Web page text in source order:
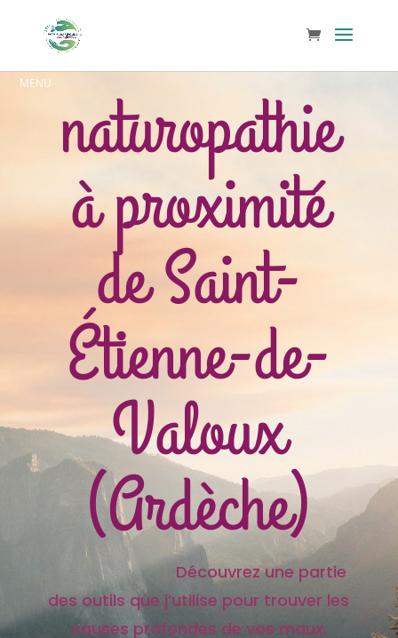
naturopathie
à proximité
de Saint-
Étienne-de-
Valoux
(Ardèche)
Découvrez une partie
des outils que j’utilise pour trouver les
causes profondes de vos maux.